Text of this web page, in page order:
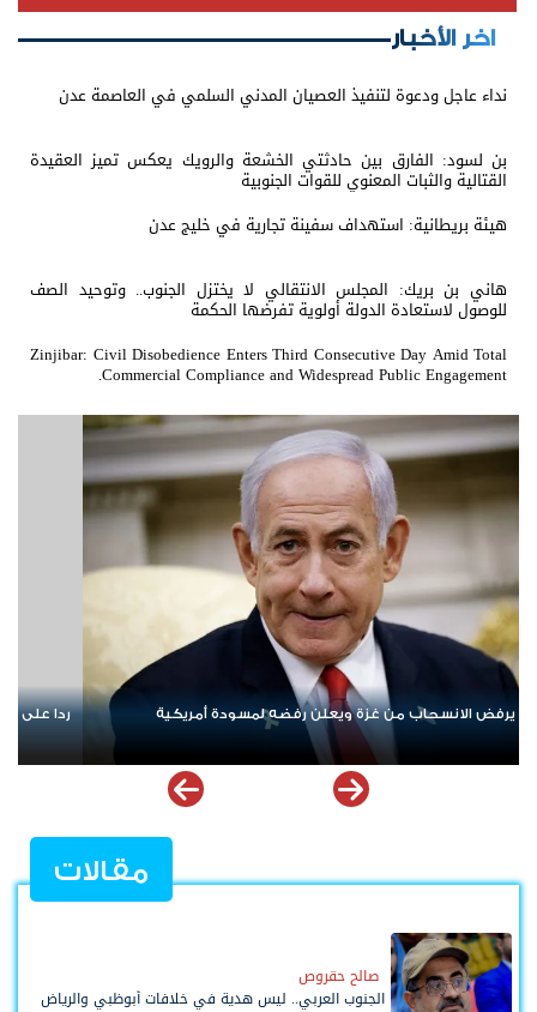
اخر الأخبار
نداء عاجل ودعوة لتنفيذ العصيان المدني السلمي في العاصمة عدن
بن لسود: الفارق بين حادثتي الخشعة والرويك يعكس تميز العقيدة
القتالية والثبات المعنوي للقوات الجنوبية
هيئة بريطانية: استهداف سفينة تجارية في خليج عدن
هاني بن بريك: المجلس الانتقالي لا يختزل الجنوب.. وتوحيد الصف
للوصول لاستعادة الدولة أولوية تفرضها الحكمة
Zinjibar: Civil Disobedience Enters Third Consecutive Day Amid Total
Commercial Compliance and Widespread Public Engagement.
«خروقات» حزب الله.. إسرائيل تشن ضربات على جنوب لبنان
الإمارات
مقالات
صالح حقروص
الجنوب العربي.. ليس هدية في خلافات أبوظبي والرياض